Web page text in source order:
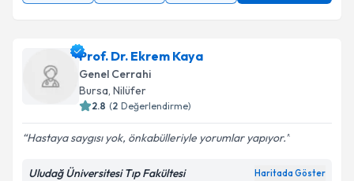
Prof. Dr. Ekrem Kaya
Genel Cerrahi
Bursa, Nilüfer
2.8 (2 Değerlendirme)
Hastaya saygısı yok, önkabülleriyle yorumlar yapıyor.
Uludağ Üniversitesi Tıp Fakültesi Haritada Göster